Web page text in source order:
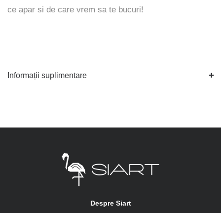
ce apar si de care vrem sa te bucuri!
Informații suplimentare
Despre Siart